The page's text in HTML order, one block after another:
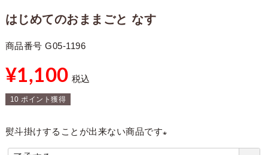
はじめてのおままごと なす
商品番号 G05-1196
¥1,100 税込
10 ポイント獲得
熨斗掛けすることが出来ない商品です